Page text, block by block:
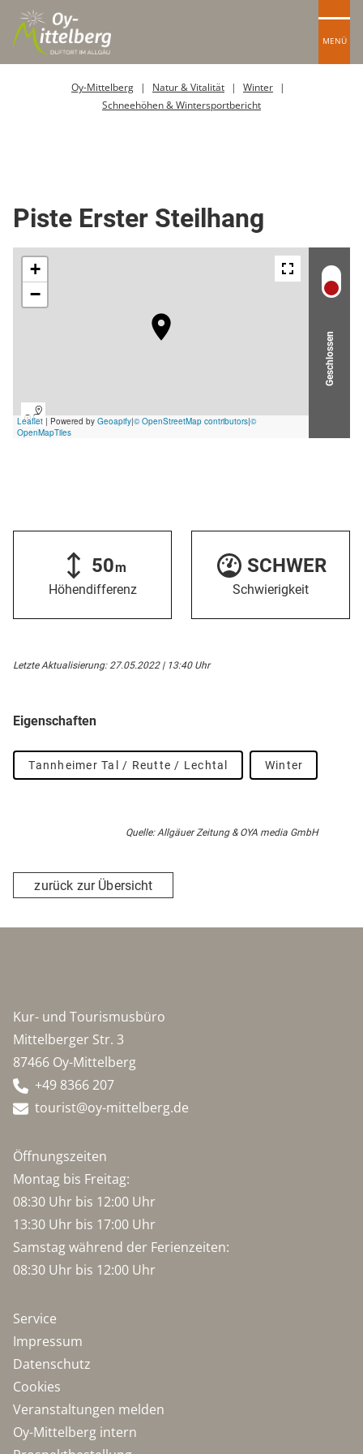
MENÜ
Oy-Mittelberg Natur & Vitalität
Winter
Schneehöhen & Wintersportbericht
Piste Erster Steilhang
Geschlossen
50m
Höhendifferenz
SCHWER
Schwierigkeit
Letzte Aktualisierung: 27.05.2022 | 13:40 Uhr
Eigenschaften
Tannheimer Tal / Reutte / Lechtal Winter
Quelle: Allgäuer Zeitung & OYA media GmbH
zurück zur Übersicht
Kur- und Tourismusbüro
Mittelberger Str. 3
87466 Oy-Mittelberg
+49 8366 207
tourist@oy-mittelberg.de
Öffnungszeiten
Montag bis Freitag:
08:30 Uhr bis 12:00 Uhr
13:30 Uhr bis 17:00 Uhr
Samstag während der Ferienzeiten:
08:30 Uhr bis 12:00 Uhr
Service
Impressum
Datenschutz
Cookies
Veranstaltungen melden
Oy-Mittelberg intern